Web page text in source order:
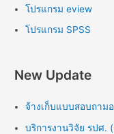
โปรแกรม eview
โปรแกรม SPSS
New Update
จ้างเก็บแบบสอบถาม
บริการงานวิจัย รปศ